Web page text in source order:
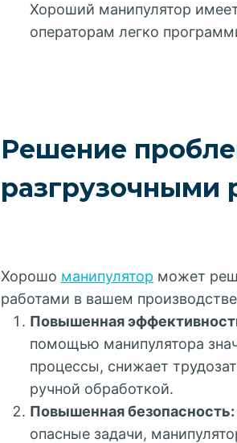
Хороший манипулятор
операторам легко
Решение
разгрузочными
Хорошо манипулятор может
работами в вашем
Повышенная
помощью манипулятора
процессы, снижает
ручной обработкой.
Повышенная безопасность:
опасные задачи,